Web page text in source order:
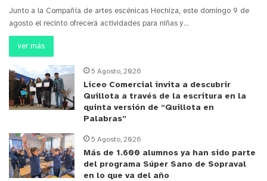
Junto a la Compañía de artes escénicas Hechiza, este domingo 9 de
agosto el recinto ofrecerá actividades para niñas y…
ver más
5 Agosto, 2026
Liceo Comercial invita a descubrir
Quillota a través de la escritura en la
quinta versión de “Quillota en
Palabras”
5 Agosto, 2026
Más de 1.600 alumnos ya han sido parte
del programa Súper Sano de Sopraval
en lo que va del año